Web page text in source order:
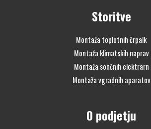
Storitve
Montaža toplotnih črpalk
Montaža klimatskih naprav
Montaža sončnih elektrarn
Montaža vgradnih aparatov
O podjetju